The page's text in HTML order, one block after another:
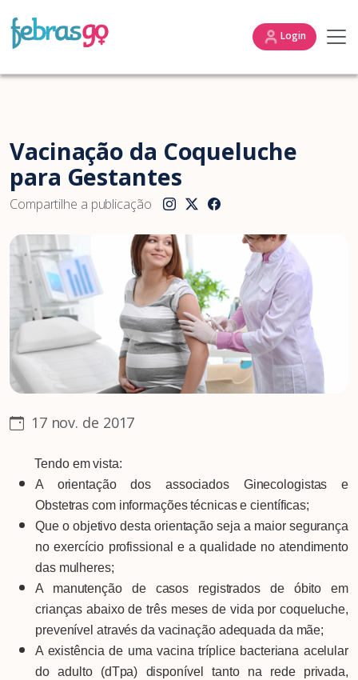
Login
Vacinação da Coqueluche
para Gestantes
Compartilhe a publicação
17 nov. de 2017
Tendo em vista:
A orientação dos associados Ginecologistas e
Obstetras com informações técnicas e científicas;
Que o objetivo desta orientação seja a maior segurança
no exercício profissional e a qualidade no atendimento
das mulheres;
A manutenção de casos registrados de óbito em
crianças abaixo de três meses de vida por coqueluche,
prevenível através da vacinação adequada da mãe;
A existência de uma vacina tríplice bacteriana acelular
do adulto (dTpa) disponível tanto na rede privada,